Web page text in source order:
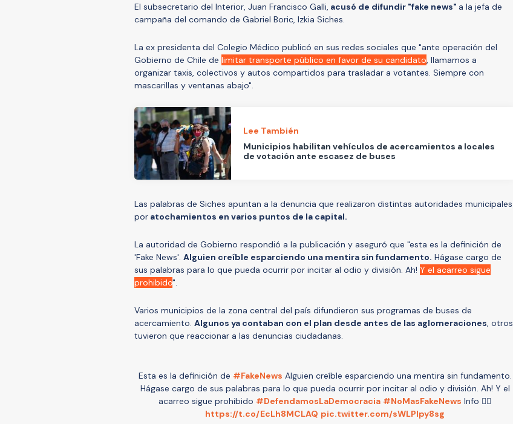
El subsecretario del Interior, Juan Francisco Galli, acusó de difundir "fake news" a la jefa de
campaña del comando de Gabriel Boric, Izkia Siches.
La ex presidenta del Colegio Médico publicó en sus redes sociales que "ante operación del
Gobierno de Chile de limitar transporte público en favor de su candidato, llamamos a
organizar taxis, colectivos y autos compartidos para trasladar a votantes. Siempre con
mascarillas y ventanas abajo".
Lee También
Municipios habilitan vehículos de acercamientos a locales
de votación ante escasez de buses
Las palabras de Siches apuntan a la denuncia que realizaron distintas autoridades municipales
por atochamientos en varios puntos de la capital.
La autoridad de Gobierno respondió a la publicación y aseguró que "esta es la definición de
'Fake News'. Alguien creíble esparciendo una mentira sin fundamento. Hágase cargo de
sus palabras para lo que pueda ocurrir por incitar al odio y división. Ah! Y el acarreo sigue
prohibido".
Varios municipios de la zona central del país difundieron sus programas de buses de
acercamiento. Algunos ya contaban con el plan desde antes de las aglomeraciones, otros
tuvieron que reaccionar a las denuncias ciudadanas.
Esta es la definición de #FakeNews Alguien creíble esparciendo una mentira sin fundamento.
Hágase cargo de sus palabras para lo que pueda ocurrir por incitar al odio y división. Ah! Y el
acarreo sigue prohibido #DefendamosLaDemocracia #NoMasFakeNews Info 👉🏽
https://t.co/EcLh8MCLAQ pic.twitter.com/sWLPlpy8sg